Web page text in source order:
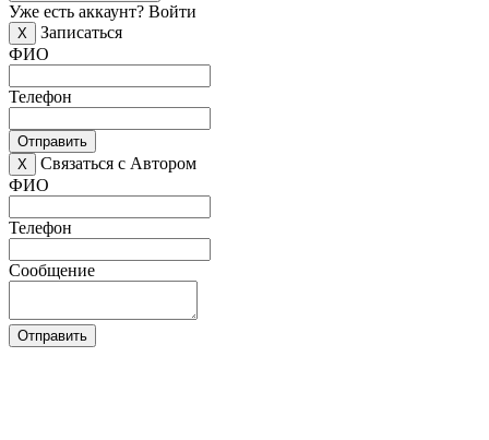
Уже есть аккаунт? Войти
X
Записаться
ФИО
Телефон
Отправить
X
Связаться с Автором
ФИО
Телефон
Сообщение
Отправить